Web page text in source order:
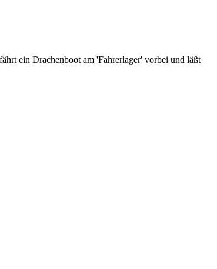
ein Drachenboot am 'Fahrerlager' vorbei und läßt